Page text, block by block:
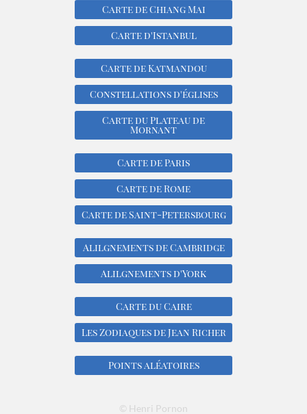
Carte de Chiang Mai
Carte d'Istanbul
Carte de Katmandou
Constellations d'églises
Carte du Plateau de
Mornant
Carte de Paris
Carte de Rome
Carte de Saint-Petersbourg
Alilgnements de Cambridge
Alilgnements d'York
Carte du Caire
Les Zodiaques de Jean Richer
Points aléatoires
© Henri Pornon